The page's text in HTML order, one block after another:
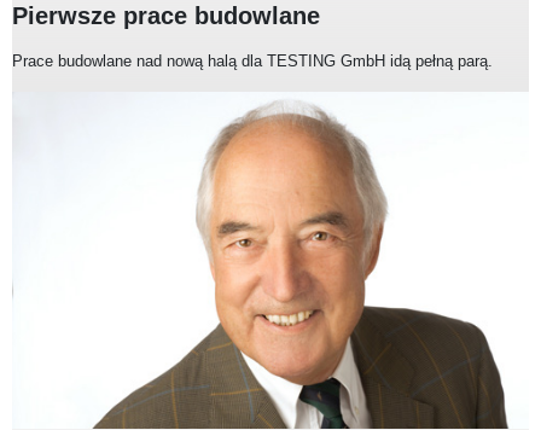
Pierwsze prace budowlane
Prace budowlane nad nową halą dla TESTING GmbH idą pełną parą.